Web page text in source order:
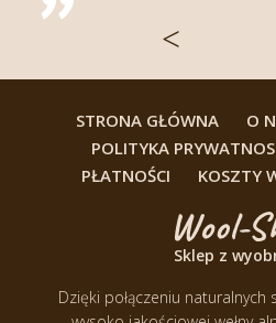
<
STRONA GŁÓWNA O
POLITYKA
PŁATNOŚCI
KOSZTY
Sklep z
Dzięki połączeniu naturalnych